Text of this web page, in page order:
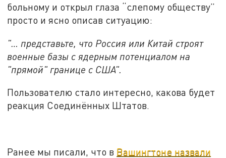
больному и открыл глаза “слепому обществу”
просто и ясно описав ситуацию:
"… представьте, что Россия или Китай строят
военные базы с ядерным потенциалом на
"прямой" границе с США".
Пользователю стало интересно, какова будет
реакция Соединённых Штатов.
Ранее мы писали, что в Вашингтоне назвали